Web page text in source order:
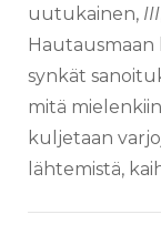
uutukainen, III
Hautausmaan
synkät
mitä
kuljetaan
lähtemistä,